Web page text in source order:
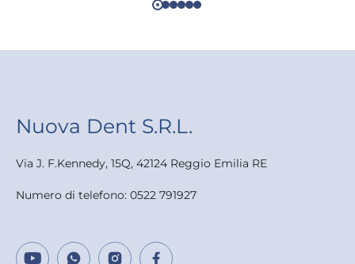
Nuova Dent S.R.L.
Via J. F.Kennedy, 15Q, 42124 Reggio Emilia RE
Numero di telefono: 0522 791927